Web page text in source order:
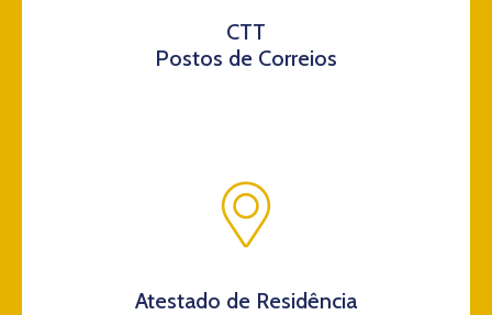
CTT
Postos de Correios
Atestado de Residência